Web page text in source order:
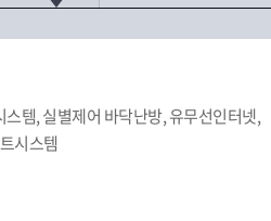
템, 실별제어 바닥난방, 유무선인터넷,
시스템